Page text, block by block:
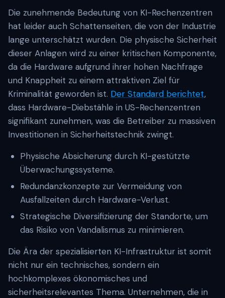
Die zunehmende Bedeutung von KI-Rechenzentren
hat leider auch Schattenseiten, die von der Industrie
lange unterschätzt wurden. Die physische Sicherheit
dieser Anlagen wird zu einer kritischen Komponente,
da die Hardware aufgrund ihrer hohen Nachfrage
und Knappheit zu einem attraktiven Ziel für
Kriminalität geworden ist. Der Standard berichtet,
dass Hardware-Diebstähle in US-Rechenzentren
signifikant zunehmen, was die Betreiber zu massiven
Investitionen in Sicherheitstechnik zwingt.
Physische Absicherung durch KI-gestützte
Überwachungssysteme.
Redundanzkonzepte zur Vermeidung von
Ausfallzeiten durch Hardware-Verlust.
Strategische Diversifizierung der Standorte, um
das Risiko von Vandalismus zu minimieren.
Die Ära der spezialisierten KI-Infrastruktur ist somit
nicht nur ein technisches, sondern ein
hochkomplexes ökonomisches und
sicherheitsrelevantes Thema. Unternehmen, die in